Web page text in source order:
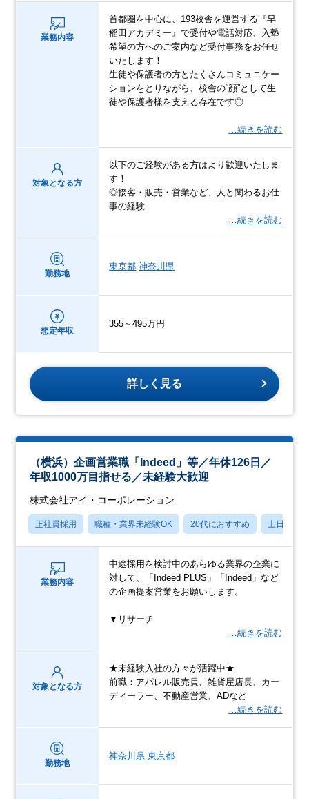
業務内容
首都圏を中心に、193校舎を運営する『早
稲田アカデミー』で受付や電話対応、入塾
希望の方へのご案内など受付事務をお任せ
いたします！
生徒や保護者の方とたくさんコミュニケー
ションをとりながら、校舎の“顔”として生
徒や保護者様を支える存在です◎
…続きを読む
対象となる方
以下のご経験がある方はより歓迎いたしま
す！
◎接客・販売・営業など、人と関わるお仕
事の経験
…続きを読む
勤務地
東京都 神奈川県
想定年収
355～495万円
詳しく見る
（横浜）企画営業職「Indeed」等／年休126日／
年収1000万目指せる／未経験大歓迎
株式会社アイ・コーポレーション
正社員採用 職種・業界未経験OK 20代におすすめ 土日祝休み
業務内容
中途採用を検討中のあらゆる業界の企業に
対して、「Indeed PLUS」「Indeed」など
の企画提案営業をお願いします。
▼リサーチ
…続きを読む
対象となる方
★未経験入社の方々が活躍中★
前職：アパレル販売員、雑貨屋店長、カー
ディーラー、不動産営業、ADなど
…続きを読む
勤務地
神奈川県 東京都